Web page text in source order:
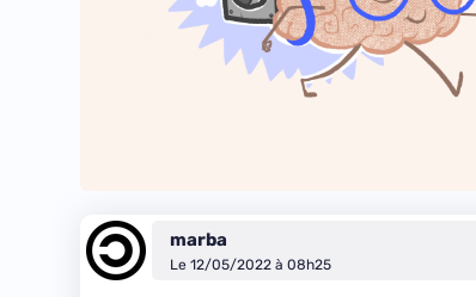
marba
Le 12/05/2022 à 08h25